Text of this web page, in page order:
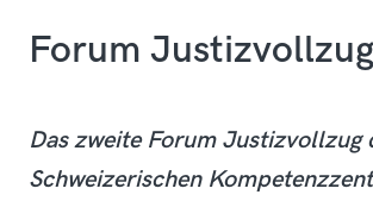
Forum
Das zweite Forum Justizvollzug
Schweizerischen